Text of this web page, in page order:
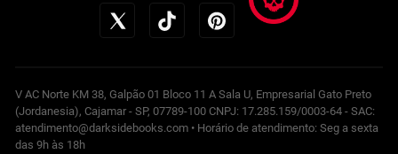
V AC Norte KM 38, Galpão 01 Bloco 11 A Sala U, Empresarial Gato Preto
(Jordanesia), Cajamar - SP, 07789-100 CNPJ: 17.285.159/0003-64 - SAC:
atendimento@darksidebooks.com • Horário de atendimento: Seg a sexta
das 9h às 18h